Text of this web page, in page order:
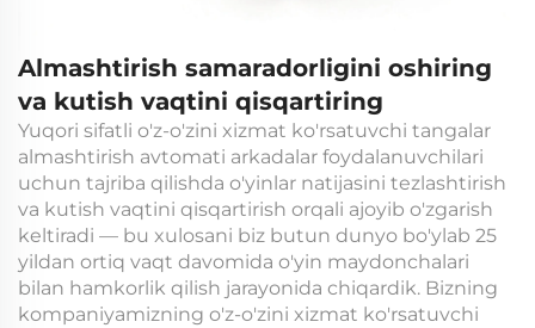
Almashtirish samaradorligini oshiring
va kutish vaqtini qisqartiring
Yuqori sifatli o'z-o'zini xizmat ko'rsatuvchi tangalar
almashtirish avtomati arkadalar foydalanuvchilari
uchun tajriba qilishda o'yinlar natijasini tezlashtirish
va kutish vaqtini qisqartirish orqali ajoyib o'zgarish
keltiradi — bu xulosani biz butun dunyo bo'ylab 25
yildan ortiq vaqt davomida o'yin maydonchalari
bilan hamkorlik qilish jarayonida chiqardik. Bizning
kompaniyamizning o'z-o'zini xizmat ko'rsatuvchi